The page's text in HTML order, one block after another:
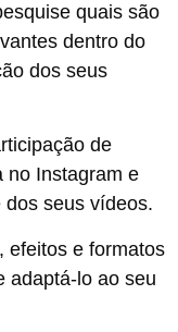
quais são
dentro do
dos seus
de
no Instagram e
seus vídeos.
efeitos e formatos
adaptá-lo ao seu